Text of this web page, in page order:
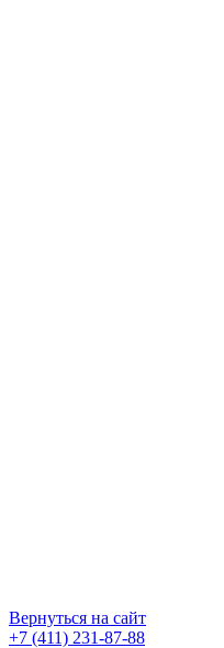
Вернуться на сайт
+7 (411) 231-87-88